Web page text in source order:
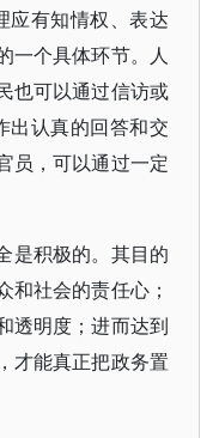
应有知情权、表达
一个具体环节。人
也可以通过信访或
出认真的回答和交
员，可以通过一定
是积极的。其目的
社会的责任心；
透明度；进而达到
才能真正把政务置